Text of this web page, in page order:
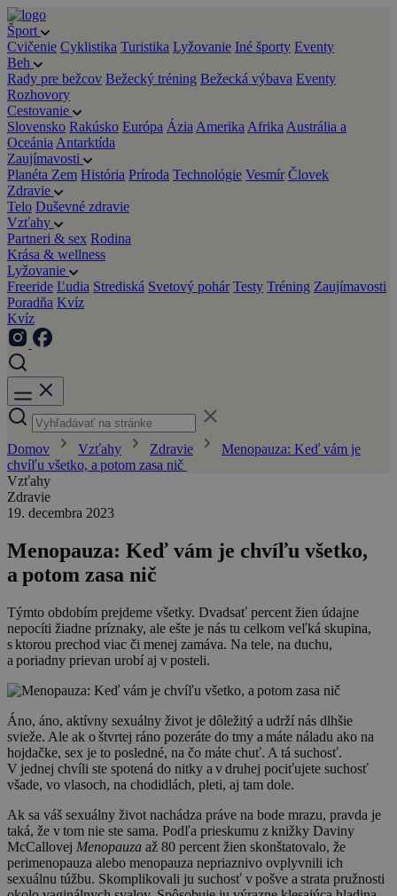
Šport
Cvičenie Cyklistika Turistika Lyžovanie Iné športy Eventy
Beh
Rady pre bežcov Bežecký tréning Bežecká výbava Eventy
Rozhovory
Cestovanie
Slovensko Rakúsko Európa Ázia Amerika Afrika Austrália a
Oceánia Antarktída
Zaujímavosti
Planéta Zem História Príroda Technológie Vesmír Človek
Zdravie
Telo Duševné zdravie
Vzťahy
Partneri & sex Rodina
Krása & wellness
Lyžovanie
Freeride Ľudia Strediská Svetový pohár Testy Tréning Zaujímavosti
Poradňa Kvíz
Kvíz
Domov Vzťahy Zdravie
Menopauza: Keď vám je
chvíľu všetko, a potom zasa nič
Vzťahy
Zdravie
19. decembra 2023
Menopauza: Keď vám je chvíľu všetko,
a potom zasa nič
Týmto obdobím prejdeme všetky. Dvadsať percent žien údajne
nepocíti žiadne príznaky, ale ešte je nás tu celkom veľká skupina,
s ktorou prechod viac či menej zamáva. Na tele, na duchu,
a poriadny prievan urobí aj v posteli.
Áno, áno, aktívny sexuálny život je dôležitý a udrží nás dlhšie
svieže. Ale ak o štvrtej ráno pozeráte do tmy a máte náladu ako na
hojdačke, sex je to posledné, na čo máte chuť. A tá suchosť.
V jednej chvíli ste spotená do nitky a v druhej pociťujete suchosť
všade, vo vlasoch, na chodidlách, pleti, aj tam dole.
Ak sa váš sexuálny život nachádza práve na bode mrazu, pravda je
taká, že v tom nie ste sama. Podľa prieskumu z knižky Daviny
McCallovej Menopauza až 80 percent žien skonštatovalo, že
perimenopauza alebo menopauza nepriaznivo ovplyvnili ich
sexuálnu túžbu. Skomplikovali ju suchosť v pošve a strata pružnosti